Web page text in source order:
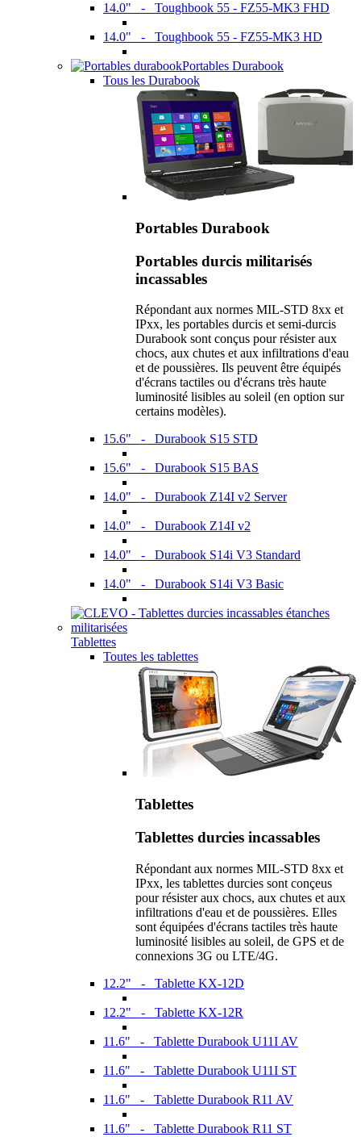
14.0" - Toughbook 55 - FZ55-MK3 FHD
14.0" - Toughbook 55 - FZ55-MK3 HD
Portables Durabook
Tous les Durabook
Portables Durabook
Portables durcis militarisés
incassables
Répondant aux normes MIL-STD 8xx et
IPxx, les portables durcis et semi-durcis
Durabook sont conçus pour résister aux
chocs, aux chutes et aux infiltrations d'eau
et de poussières. Ils peuvent être équipés
d'écrans tactiles ou d'écrans très haute
luminosité lisibles au soleil (en option sur
certains modèles).
15.6" - Durabook S15 STD
15.6" - Durabook S15 BAS
14.0" - Durabook Z14I v2 Server
14.0" - Durabook Z14I v2
14.0" - Durabook S14i V3 Standard
14.0" - Durabook S14i V3 Basic
Tablettes
Toutes les tablettes
Tablettes
Tablettes durcies incassables
Répondant aux normes MIL-STD 8xx et
IPxx, les tablettes durcies sont conçeus
pour résister aux chocs, aux chutes et aux
infiltrations d'eau et de poussières. Elles
sont équipées d'écrans tactiles très haute
luminosité lisibles au soleil, de GPS et de
connexions 3G ou LTE/4G.
12.2" - Tablette KX-12D
12.2" - Tablette KX-12R
11.6" - Tablette Durabook U11I AV
11.6" - Tablette Durabook U11I ST
11.6" - Tablette Durabook R11 AV
11.6" - Tablette Durabook R11 ST